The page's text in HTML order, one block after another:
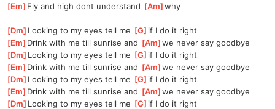
[Em ]Fly and high dont understand [Am ]
why
[Dm ]Looking to my eyes tell me [G ]if I do it right
[Em ]Drink with me till sunrise and [Am ]
we never say goodbye
[Dm ]Looking to my eyes tell me [G ]if I do it right
[Em ]Drink with me till sunrise and [Am ]
we never say goodbye
[Dm ]Looking to my eyes tell me [G ]if I do it right
[Em ]Drink with me till sunrise and [Am ]
we never say goodbye
[Dm ]Looking to my eyes tell me [G ]if I do it right